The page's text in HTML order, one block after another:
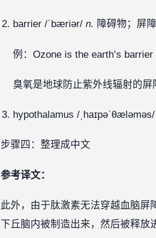
barrier /ˈbæriər/ n. 障碍物；屏障‍‍‍‍‍‍‍‍‍
例：Ozone is the earth’s
臭氧是地球防止紫外线辐射的屏
hypothalamus /ˌhaɪpəˈθæləməs/
步骤四：整理成中文
参考译文：
此外，由于肽激素无法穿越血脑
下丘脑内被制造出来，然后被释放